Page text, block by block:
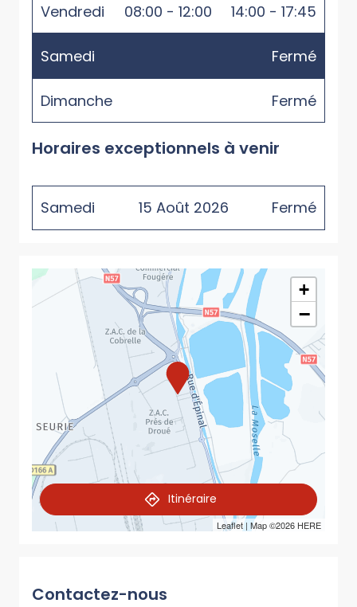
Vendredi 08:00 - 12:00 14:00 - 17:45
Samedi Fermé
Dimanche Fermé
Horaires exceptionnels à venir
Samedi 15 Août 2026 Fermé
+
−
Leaflet| Map ©2026 HERE
Itinéraire
Contactez-nous